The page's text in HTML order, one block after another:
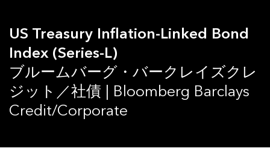
US Treasury Inflation-Linked Bond
Index (Series-L)
ブルームバーグ・バークレイズクレ
ジット／社債 | Bloomberg Barclays
Credit/Corporate